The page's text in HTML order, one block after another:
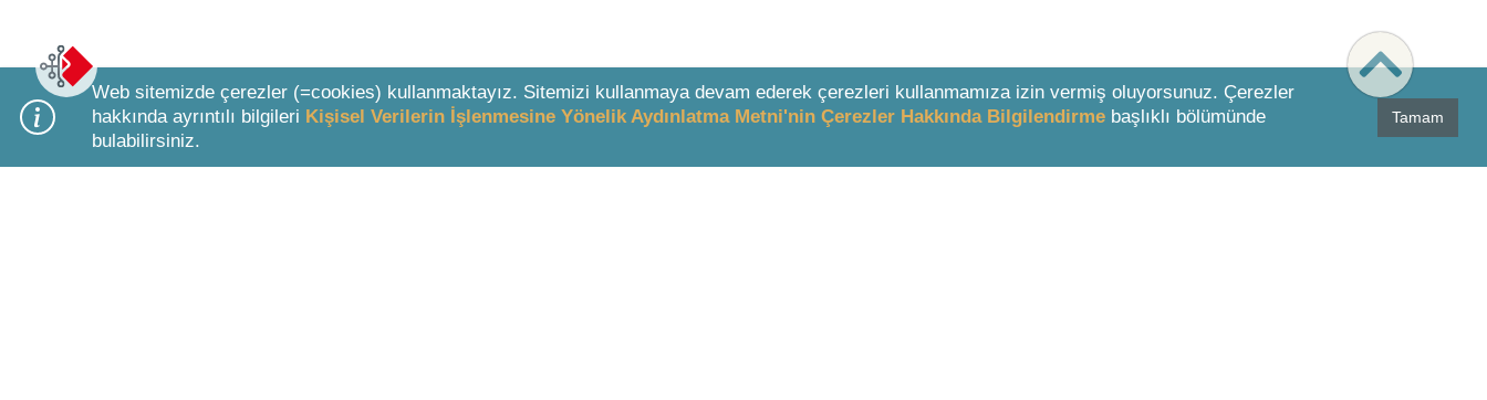
Bottom Search Toolbar Highlight Text
Web sitemizde çerezler (=cookies) kullanmaktayız. Sitemizi kullanmaya devam ederek çerezleri kullanmamıza izin vermiş oluyorsunuz. Çerezler
hakkında ayrıntılı bilgileri Kişisel Verilerin İşlenmesine Yönelik Aydınlatma Metni'nin Çerezler Hakkında Bilgilendirme başlıklı bölümünde
bulabilirsiniz.
Tamam